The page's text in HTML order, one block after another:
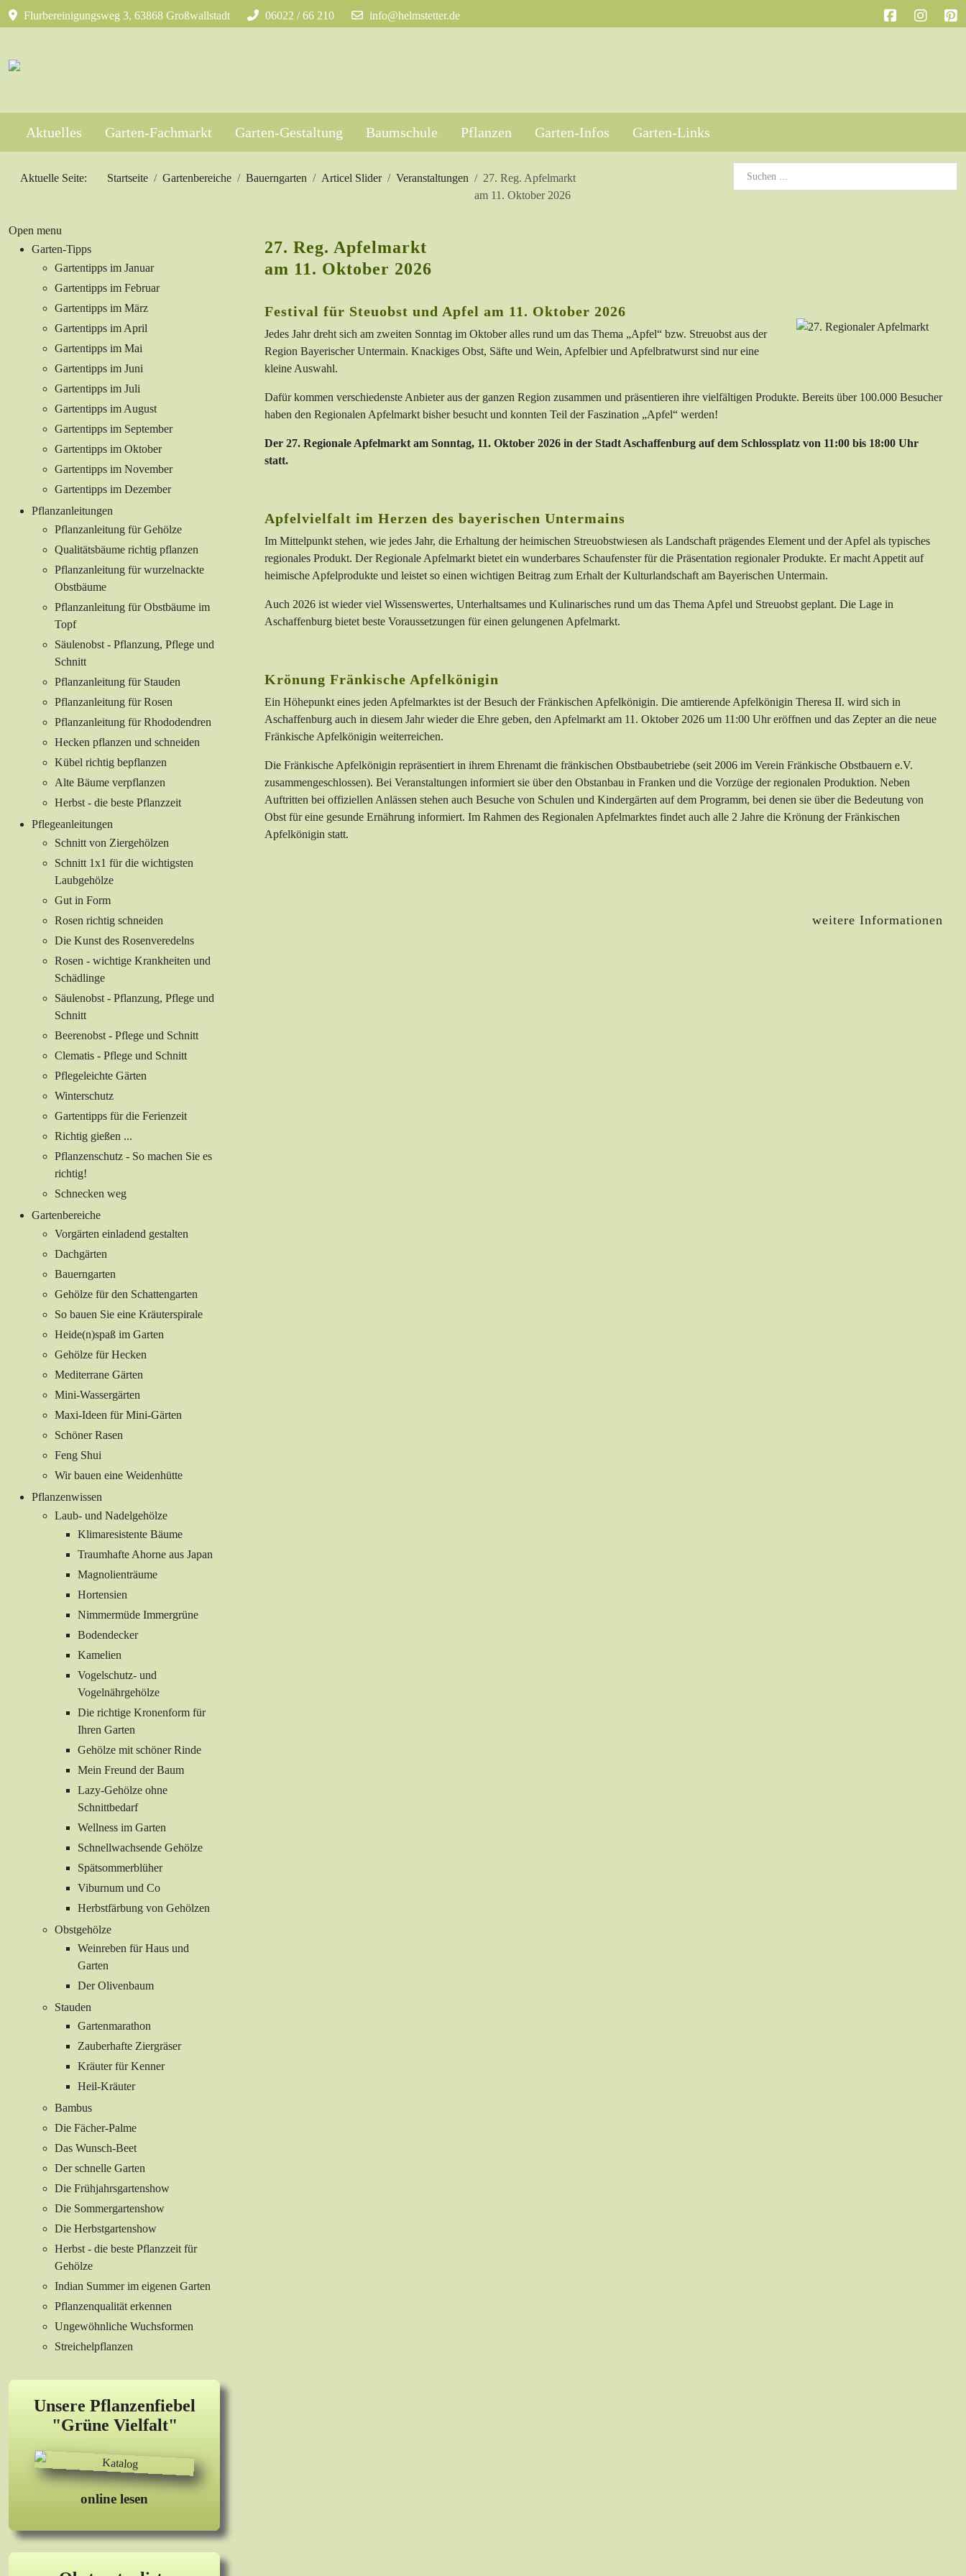
Flurbereinigungsweg 3, 63868 Großwallstadt 06022 / 66 210 info@helmstetter.de
Aktuelles Garten-Fachmarkt Garten-Gestaltung Baumschule Pflanzen Garten-Infos Garten-Links
Aktuelle Seite: Startseite Gartenbereiche Bauerngarten Articel Slider Veranstaltungen
27. Reg. Apfelmarkt
am 11. Oktober 2026
Open menu
Garten-Tipps
Gartentipps im Januar
Gartentipps im Februar
Gartentipps im März
Gartentipps im April
Gartentipps im Mai
Gartentipps im Juni
Gartentipps im Juli
Gartentipps im August
Gartentipps im September
Gartentipps im Oktober
Gartentipps im November
Gartentipps im Dezember
Pflanzanleitungen
Pflanzanleitung für Gehölze
Qualitätsbäume richtig pflanzen
Pflanzanleitung für wurzelnackte
Obstbäume
Pflanzanleitung für Obstbäume im
Topf
Säulenobst - Pflanzung, Pflege und
Schnitt
Pflanzanleitung für Stauden
Pflanzanleitung für Rosen
Pflanzanleitung für Rhododendren
Hecken pflanzen und schneiden
Kübel richtig bepflanzen
Alte Bäume verpflanzen
Herbst - die beste Pflanzzeit
Pflegeanleitungen
Schnitt von Ziergehölzen
Schnitt 1x1 für die wichtigsten
Laubgehölze
Gut in Form
Rosen richtig schneiden
Die Kunst des Rosenveredelns
Rosen - wichtige Krankheiten und
Schädlinge
Säulenobst - Pflanzung, Pflege und
Schnitt
Beerenobst - Pflege und Schnitt
Clematis - Pflege und Schnitt
Pflegeleichte Gärten
Winterschutz
Gartentipps für die Ferienzeit
Richtig gießen ...
Pflanzenschutz - So machen Sie es
richtig!
Schnecken weg
Gartenbereiche
Vorgärten einladend gestalten
Dachgärten
Bauerngarten
Gehölze für den Schattengarten
So bauen Sie eine Kräuterspirale
Heide(n)spaß im Garten
Gehölze für Hecken
Mediterrane Gärten
Mini-Wassergärten
Maxi-Ideen für Mini-Gärten
Schöner Rasen
Feng Shui
Wir bauen eine Weidenhütte
Pflanzenwissen
Laub- und Nadelgehölze
Klimaresistente Bäume
Traumhafte Ahorne aus Japan
Magnolienträume
Hortensien
Nimmermüde Immergrüne
Bodendecker
Kamelien
Vogelschutz- und
Vogelnährgehölze
Die richtige Kronenform für
Ihren Garten
Gehölze mit schöner Rinde
Mein Freund der Baum
Lazy-Gehölze ohne
Schnittbedarf
Wellness im Garten
Schnellwachsende Gehölze
Spätsommerblüher
Viburnum und Co
Herbstfärbung von Gehölzen
Obstgehölze
Weinreben für Haus und
Garten
Der Olivenbaum
Stauden
Gartenmarathon
Zauberhafte Ziergräser
Kräuter für Kenner
Heil-Kräuter
Bambus
Die Fächer-Palme
Das Wunsch-Beet
Der schnelle Garten
Die Frühjahrsgartenshow
Die Sommergartenshow
Die Herbstgartenshow
Herbst - die beste Pflanzzeit für
Gehölze
Indian Summer im eigenen Garten
Pflanzenqualität erkennen
Ungewöhnliche Wuchsformen
Streichelpflanzen
Unsere Pflanzenfiebel
"Grüne Vielfalt"
online lesen
27. Reg. Apfelmarkt
am 11. Oktober 2026
Festival für Steuobst und Apfel am 11. Oktober 2026
Jedes Jahr dreht sich am zweiten Sonntag im Oktober alles rund um das Thema „Apfel“ bzw. Streuobst aus der
Region Bayerischer Untermain. Knackiges Obst, Säfte und Wein, Apfelbier und Apfelbratwurst sind nur eine
kleine Auswahl.
Dafür kommen verschiedenste Anbieter aus der ganzen Region zusammen und präsentieren ihre vielfältigen Produkte. Bereits über 100.000 Besucher
haben den Regionalen Apfelmarkt bisher besucht und konnten Teil der Faszination „Apfel“ werden!
Der 27. Regionale Apfelmarkt am Sonntag, 11. Oktober 2026 in der Stadt Aschaffenburg auf dem Schlossplatz von 11:00 bis 18:00 Uhr
statt.
Apfelvielfalt im Herzen des bayerischen Untermains
Im Mittelpunkt stehen, wie jedes Jahr, die Erhaltung der heimischen Streuobstwiesen als Landschaft prägendes Element und der Apfel als typisches
regionales Produkt. Der Regionale Apfelmarkt bietet ein wunderbares Schaufenster für die Prä­sentation regionaler Produkte. Er macht Appetit auf
heimische Apfelprodukte und leistet so einen wichtigen Beitrag zum Erhalt der Kulturlandschaft am Bayerischen Untermain.
Auch 2026 ist wieder viel Wissenswertes, Unterhaltsames und Kulinarisches rund um das Thema Apfel und Streuobst ge­plant. Die Lage in
Aschaffenburg bietet beste Voraussetzungen für einen gelungenen Apfelmarkt.
Krönung Fränkische Apfelkönigin
Ein Höhepunkt eines jeden Apfelmarktes ist der Besuch der Fränkischen Apfelkönigin. Die amtierende Apfelkönigin Theresa II. wird sich in
Aschaffenburg auch in diesem Jahr wieder die Ehre geben, den Apfelmarkt am 11. Oktober 2026 um 11:00 Uhr eröffnen und das Zepter an die neue
Fränkische Apfelkönigin weiterreichen.
Die Fränkische Apfelkönigin repräsentiert in ihrem Ehrenamt die fränkischen Obstbaubetriebe (seit 2006 im Verein Fränkische Obstbauern e.V.
zusammengeschlossen). Bei Veranstaltungen informiert sie über den Obstanbau in Franken und die Vorzüge der regionalen Produktion. Neben
Auftritten bei offiziellen Anlässen stehen auch Besuche von Schulen und Kindergärten auf dem Programm, bei denen sie über die Bedeutung von
Obst für eine gesunde Ernährung informiert. Im Rahmen des Regionalen Apfelmarktes findet auch alle 2 Jahre die Krönung der Fränkischen
Apfelkönigin statt.
weitere Informationen